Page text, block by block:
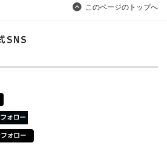
このページのトップへ